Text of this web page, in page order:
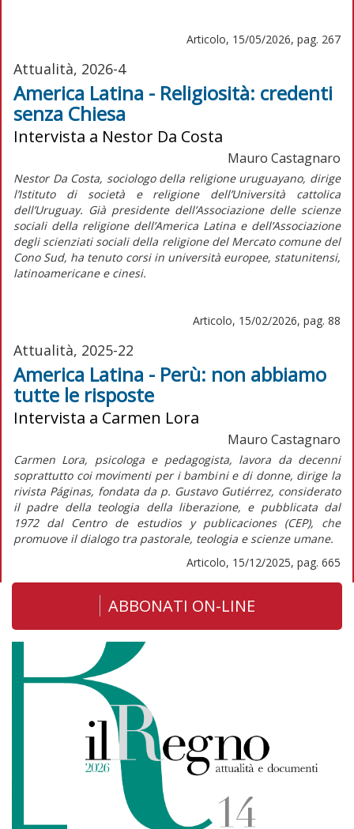
Articolo, 15/05/2026, pag. 267
Attualità, 2026-4
America Latina - Religiosità: credenti
senza Chiesa
Intervista a Nestor Da Costa
Mauro Castagnaro
Nestor Da Costa, sociologo della religione uruguayano, dirige
l’Istituto di società e religione dell’Università cattolica
dell’Uruguay. Già presidente dell’Associazione delle scienze
sociali della religione dell’America Latina e dell’Associazione
degli scienziati sociali della religione del Mercato comune del
Cono Sud, ha tenuto corsi in università europee, statunitensi,
latinoamericane e cinesi.
Articolo, 15/02/2026, pag. 88
Attualità, 2025-22
America Latina - Perù: non abbiamo
tutte le risposte
Intervista a Carmen Lora
Mauro Castagnaro
Carmen Lora, psicologa e pedagogista, lavora da decenni
soprattutto coi movimenti per i bambini e di donne, dirige la
rivista Páginas, fondata da p. Gustavo Gutiérrez, considerato
il padre della teologia della liberazione, e pubblicata dal
1972 dal Centro de estudios y publicaciones (CEP), che
promuove il dialogo tra pastorale, teologia e scienze umane.
Articolo, 15/12/2025, pag. 665
ABBONATI ON-LINE